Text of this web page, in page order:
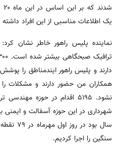
یک اطلاعات مناسبی از این افراد
همکاران من حضور دارند و مشکلات
نشود. ۵۱۹۵ اقدام در حوزه
شهرداری در این حوزه آسفالت و ایمنی
سال بود
سنگین را اجرا کردیم.